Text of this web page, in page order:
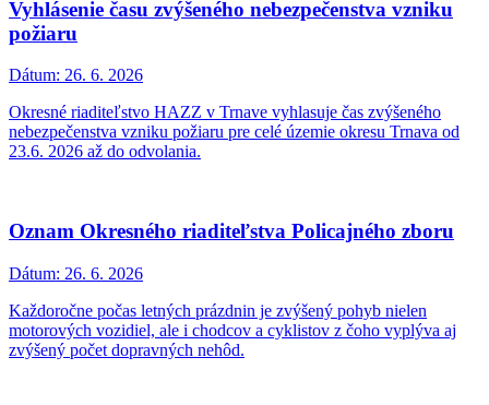
Vyhlásenie času zvýšeného nebezpečenstva vzniku
požiaru
Dátum: 26. 6. 2026
Okresné riaditeľstvo HAZZ v Trnave vyhlasuje čas zvýšeného
nebezpečenstva vzniku požiaru pre celé územie okresu Trnava od
23.6. 2026 až do odvolania.
Oznam Okresného riaditeľstva Policajného zboru
Dátum: 26. 6. 2026
Každoročne počas letných prázdnin je zvýšený pohyb nielen
motorových vozidiel, ale i chodcov a cyklistov z čoho vyplýva aj
zvýšený počet dopravných nehôd.